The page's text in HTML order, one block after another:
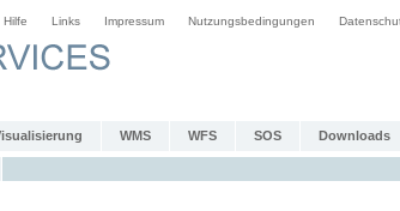
Hilfe Links Impressum Nutzungsbedingungen
WMS WFS SOS Downloads